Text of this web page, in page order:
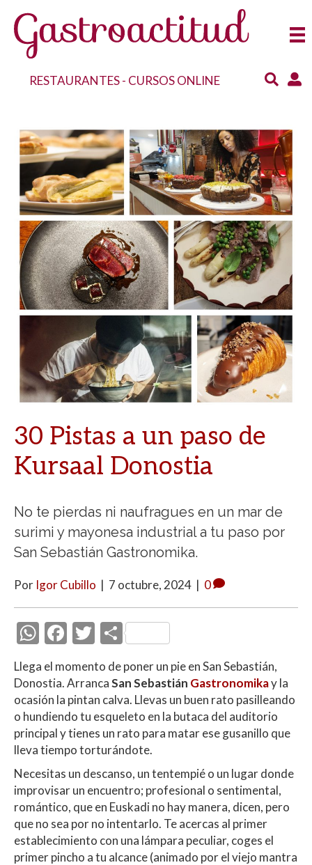
RESTAURANTES- CURSOS ONLINE
30 Pistas a un paso de
Kursaal Donostia
No te pierdas ni naufragues en un mar de
surimi y mayonesa industrial a tu paso por
San Sebastián Gastronomika.
Por Igor Cubillo | 7 octubre, 2024 | 0
W
h
at
s
A
p
p
F
e
b
o
o
k
T
w
itt
er
C
m
p
ar
ti
r
Llega el momento de poner un pie en San Sebastián,
Donostia. ArrancaSan Sebastián Gastronomikay la
ocasión la pintan calva. Llevas un buen rato pasilleando
o hundiendo tu esqueleto en la butaca del auditorio
principal y tienes un rato para matar ese gusanillo que
lleva tiempo torturándote.
Necesitas un descanso, un tentempié o un lugar donde
improvisar un encuentro; profesional o sentimental,
romántico, que en Euskadi no hay manera, dicen, pero
que no sea por no intentarlo. Te acercas al primer
establecimiento con una lámpara peculiar, coges el
primer pincho a tu alcance (animado por el viejo mantra